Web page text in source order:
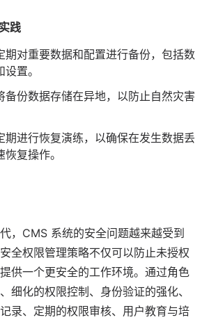
践
期对重要数据和配置进行备份，包括数
置。
备份数据存储在异地，以防止自然灾害
期进行恢复演练，以确保在发生数据丢
复操作。
，CMS 系统的安全问题越来越受到
全权限管理策略不仅可以防止未授权
供一个更安全的工作环境。通过角色
细化的权限控制、身份验证的强化、
录、定期的权限审核、用户教育与培